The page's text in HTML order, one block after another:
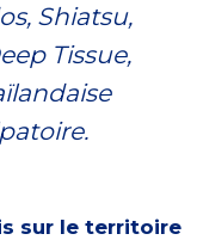
Shiatsu,
Tissue,
sur le territoire